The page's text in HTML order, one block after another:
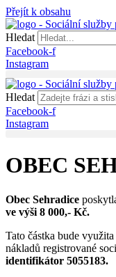
Přejít k obsahu
Hledat
Facebook-f
Instagram
Hledat
Facebook-f
Instagram
OBEC
Obec Sehradice
ve výši 8 000,- Kč.
Tato částka bude
nákladů registrované
identifikátor 5055183.